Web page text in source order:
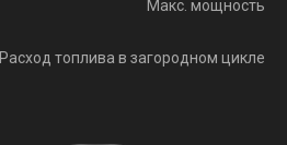
Макс. мощность
Расход топлива в загородном цикле